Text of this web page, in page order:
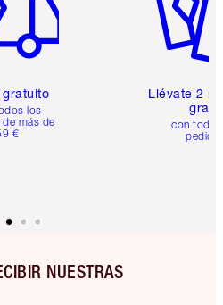
gratuito
los
más de
€
Llévate 2
gratis
con
NUESTRAS